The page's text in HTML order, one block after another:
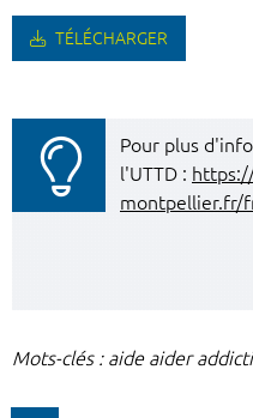
TÉLÉCHARGER
Pour plus
l'UTTD :
montpellier.fr/
Mots-clés : aide aider